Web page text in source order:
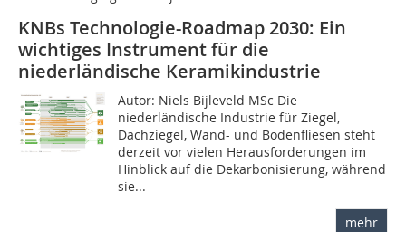
KNBs Technologie-Roadmap 2030: Ein
wichtiges Instrument für die
niederländische Keramikindustrie
Autor: Niels Bijleveld MSc Die
niederländische Industrie für Ziegel,
Dachziegel, Wand- und Bodenfliesen steht
derzeit vor vielen Herausforderungen im
Hinblick auf die Dekarbonisierung, während
sie...
mehr